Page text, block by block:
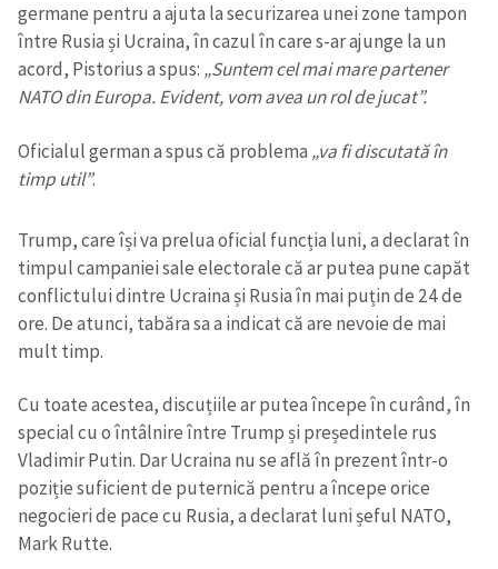
germane pentru a ajuta la securizarea unei zone tampon
între Rusia și Ucraina, în cazul în care s-ar ajunge la un
acord, Pistorius a spus: „Suntem cel mai mare partener
NATO din Europa. Evident, vom avea un rol de jucat”.
Oficialul german a spus că problema „va fi discutată în
timp util”.
Trump, care își va prelua oficial funcția luni, a declarat în
timpul campaniei sale electorale că ar putea pune capăt
conflictului dintre Ucraina și Rusia în mai puțin de 24 de
ore. De atunci, tabăra sa a indicat că are nevoie de mai
mult timp.
Cu toate acestea, discuțiile ar putea începe în curând, în
special cu o întâlnire între Trump și președintele rus
Vladimir Putin. Dar Ucraina nu se află în prezent într-o
poziție suficient de puternică pentru a începe orice
negocieri de pace cu Rusia, a declarat luni șeful NATO,
Mark Rutte.